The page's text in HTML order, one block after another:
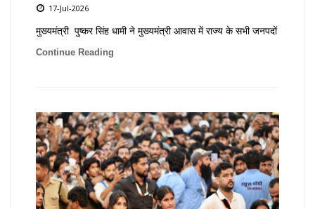
17-Jul-2026
मुख्यमंत्री पुष्कर सिंह धामी ने मुख्यमंत्री आवास में राज्य के सभी जनपदों
Continue Reading